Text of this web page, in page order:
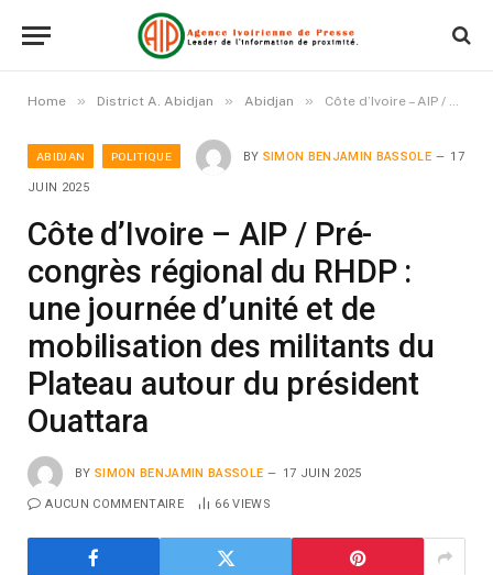
Home » District A. Abidjan » Abidjan » Côte d’Ivoire – AIP / Pré-congrès régional du RHDP : une journée d’unité et de mobilisation des militants du Plateau autour du président Ouattara
ABIDJAN POLITIQUE BY SIMON BENJAMIN BASSOLE 17
JUIN 2025
Côte d’Ivoire – AIP / Pré-
congrès régional du RHDP :
une journée d’unité et de
mobilisation des militants du
Plateau autour du président
Ouattara
BY SIMON BENJAMIN BASSOLE 17 JUIN 2025
AUCUN COMMENTAIRE 66VIEWS